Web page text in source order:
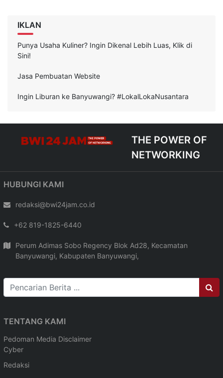
IKLAN
Punya Usaha Kuliner? Ingin Dikenal Lebih Luas, Klik di
Sini!
Jasa Pembuatan Website
Ingin Liburan ke Banyuwangi? #LokalLokaNusantara
THE POWER OF
NETWORKING
HUBUNGI KAMI
redaksi@bwi24jam.co.id
+62 819-1825-6440
Perum Adimas Sobo Regency Blok Ad28, Kecamatan
Banyuwangi, Kabupaten Banyuwangi,
TENTANG KAMI
Pedoman Media
Cyber
Disclaimer
Redaksi